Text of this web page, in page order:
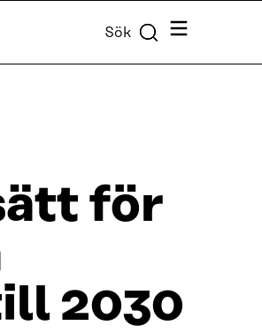
Sök Meny
för
2030